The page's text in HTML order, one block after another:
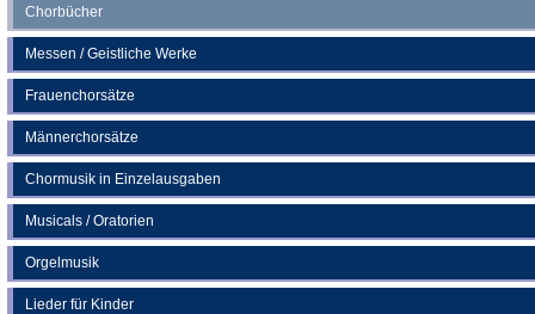
Chorbücher
Messen / Geistliche Werke
Frauenchorsätze
Männerchorsätze
Chormusik in Einzelausgaben
Musicals / Oratorien
Orgelmusik
Lieder für Kinder